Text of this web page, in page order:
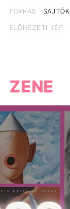
FORRÁS
ELŐNÉZETI KÉP:
ZENE